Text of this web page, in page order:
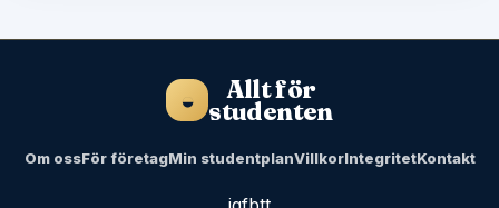
◒ Allt för
studenten
Om ossFör företagMin studentplanVillkorIntegritetKontakt